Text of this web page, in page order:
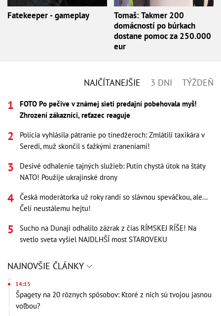
Fatekeeper - gameplay
Tomaš: Takmer 200
domácností po búrkach
dostane pomoc za 250.000
eur
NAJČÍTANEJŠIE 3 DNI TÝŽDEŇ
FOTO Po pečive v známej sieti predajní pobehovala myš!
Zhrození zákazníci, reťazec reaguje
Polícia vyhlásila pátranie po tínedžeroch: Zmlátili taxikára v
Seredi, muž skončil s ťažkými zraneniami!
Desivé odhalenie tajných služieb: Putin chystá útok na štáty
NATO! Použije ukrajinské drony
Česká moderátorka už roky randí so slávnou speváčkou, ale...
Čelí neustálemu hejtu!
Sucho na Dunaji odhalilo zázrak z čias RÍMSKEJ RÍŠE! Na
svetlo sveta vyšiel NAJDLHŠÍ most STAROVEKU
NAJNOVŠIE ČLÁNKY
14:15
Špagety na 20 rôznych spôsobov: Ktoré z nich sú tvojou jasnou
voľbou?